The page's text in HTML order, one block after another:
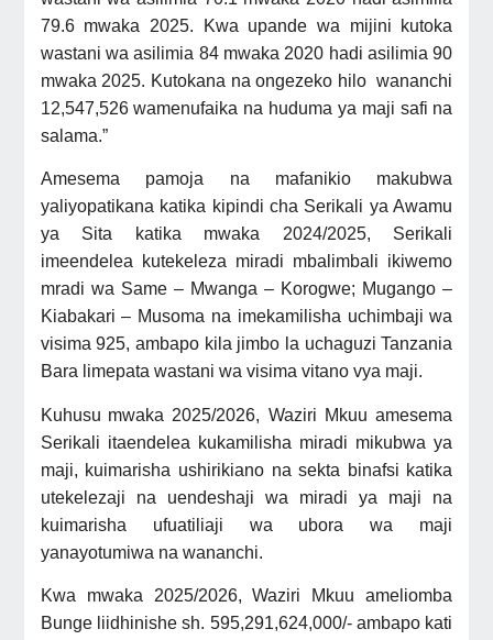
79.6 mwaka 2025. Kwa upande wa mijini kutoka
wastani wa asilimia 84 mwaka 2020 hadi asilimia 90
mwaka 2025. Kutokana na ongezeko hilo wananchi
12,547,526 wamenufaika na huduma ya maji safi na
salama.”
Amesema pamoja na mafanikio makubwa
yaliyopatikana katika kipindi cha Serikali ya Awamu
ya Sita katika mwaka 2024/2025, Serikali
imeendelea kutekeleza miradi mbalimbali ikiwemo
mradi wa Same – Mwanga – Korogwe; Mugango –
Kiabakari – Musoma na imekamilisha uchimbaji wa
visima 925, ambapo kila jimbo la uchaguzi Tanzania
Bara limepata wastani wa visima vitano vya maji.
Kuhusu mwaka 2025/2026, Waziri Mkuu amesema
Serikali itaendelea kukamilisha miradi mikubwa ya
maji, kuimarisha ushirikiano na sekta binafsi katika
utekelezaji na uendeshaji wa miradi ya maji na
kuimarisha ufuatiliaji wa ubora wa maji
yanayotumiwa na wananchi.
Kwa mwaka 2025/2026, Waziri Mkuu ameliomba
Bunge liidhinishesh. 595,291,624,000/- ambapo kati